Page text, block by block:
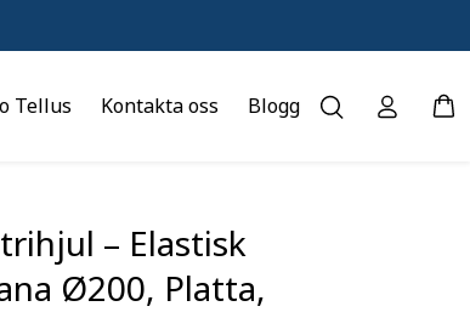
Tellus Kontakta oss Blogg
– Elastisk
Ø200, Platta,